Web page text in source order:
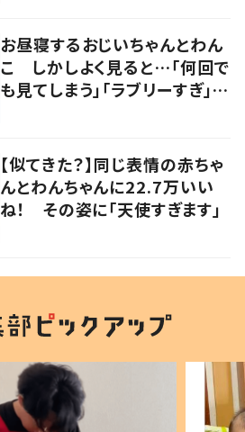
お昼寝するおじいちゃんとわん
こ しかしよく見ると…「何回で
も見てしまう」「ラブリーすぎ」の
【似てきた？】同じ表情の赤ちゃ
んとわんちゃんに22.7万いい
ね！ その姿に「天使すぎます」